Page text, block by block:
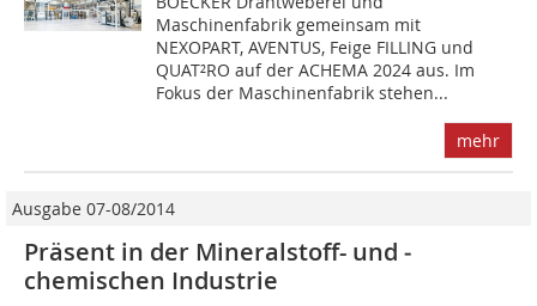
Maschinenfabrik gemeinsam mit
NEXOPART, AVENTUS, Feige FILLING und
QUAT²RO auf der ACHEMA 2024 aus. Im
Fokus der Maschinenfabrik stehen...
mehr
Ausgabe 07-08/2014
Präsent in der Mineralstoff- und ­
chemischen Industrie